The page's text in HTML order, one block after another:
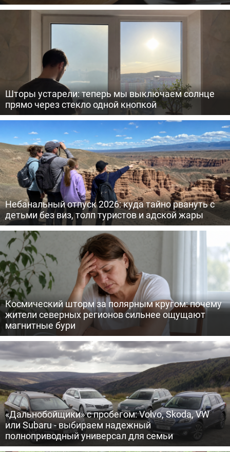
Шторы устарели: теперь мы выключаем солнце
прямо через стекло одной кнопкой
Небанальный отпуск 2026: куда тайно рвануть с
детьми без виз, толп туристов и адской жары
Космический шторм за полярным кругом: почему
жители северных регионов сильнее ощущают
магнитные бури
«Дальнобойщики» с пробегом: Volvo, Skoda, VW
или Subaru - выбираем надежный
полноприводный универсал для семьи